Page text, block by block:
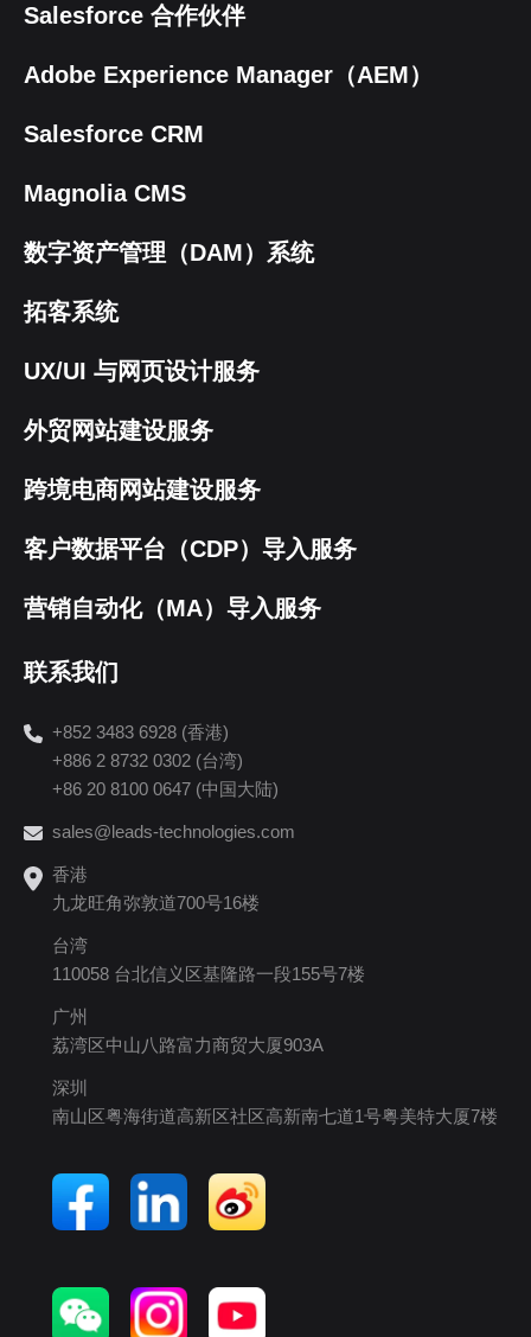
Salesforce 合作伙伴
Adobe Experience Manager（AEM）
Salesforce CRM
Magnolia CMS
数字资产管理（DAM）系统
拓客系统
UX/UI 与网页设计服务
外贸网站建设服务
跨境电商网站建设服务
客户数据平台（CDP）导入服务
营销自动化（MA）导入服务
联系我们
+852 3483 6928 (香港)
+886 2 8732 0302 (台湾)
+86 20 8100 0647 (中国大陆)
sales@leads-technologies.com
香港
九龙旺角弥敦道700号16楼
台湾
110058 台北信义区基隆路一段155号7楼
广州
荔湾区中山八路富力商贸大厦903A
深圳
南山区粤海街道高新区社区高新南七道1号粤美特大厦7楼